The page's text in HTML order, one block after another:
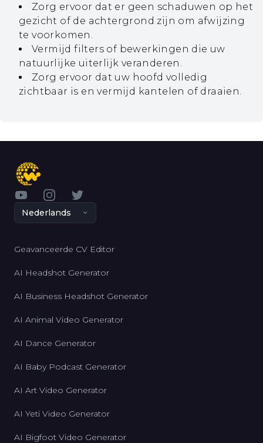
Zorg ervoor dat er geen schaduwen op het
gezicht of de achtergrond zijn om afwijzing
te voorkomen.
Vermijd filters of bewerkingen die uw
natuurlijke uiterlijk veranderen.
Zorg ervoor dat uw hoofd volledig
zichtbaar is en vermijd kantelen of draaien.
YouTubeInstagram
Twitter
Nederlands
Geavanceerde CV Editor
AI Headshot Generator
AI Business Headshot Generator
AI Animal Video Generator
AI Dance Generator
AI Baby Podcast Generator
AI Art Video Generator
AI Yeti Video Generator
AI Bigfoot Video Generator